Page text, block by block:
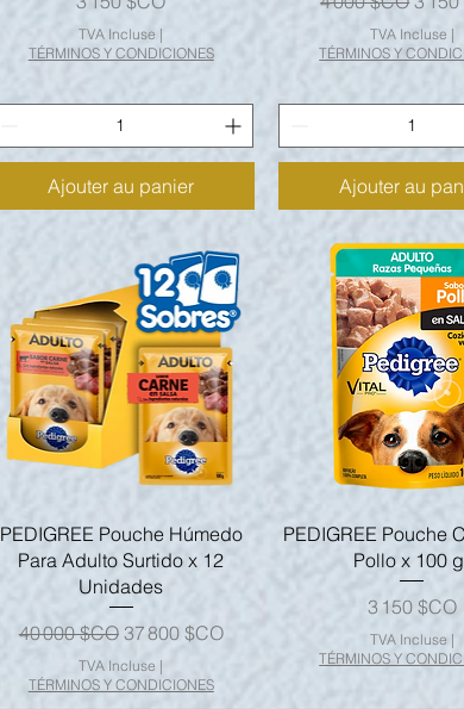
TVA Incluse |
TÉRMINOS Y CONDICIONES
Ajouter au panier
TVA Incluse |
TÉRMINOS Y
Ajouter au
Aperçu rapide
PEDIGREE Pouche Húmedo
Para Adulto Surtido x 12
Unidades
Prix original
40 000 $CO Prix promotionnel
37 800 $CO
TVA Incluse |
TÉRMINOS Y CONDICIONES
Aperçu rapide
PEDIGREE Pouche
Pollo x 100
Prix
3 150 $CO
TVA Incluse|
TÉRMINOS Y